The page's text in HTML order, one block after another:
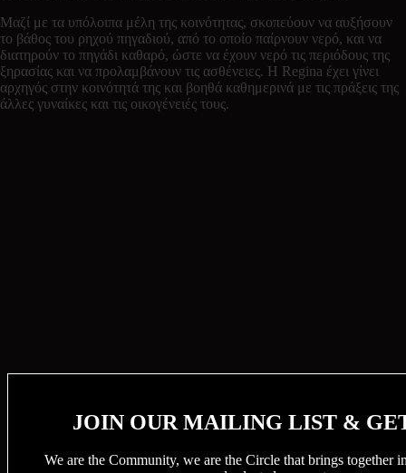
Μαζί με τα υπόλοιπα μέλη της κοινότητας, σκοπεύουν να αυξήσουν
το βάθος του ρηχού πηγαδιού, από το οποίο παίρνουν νερό, και να
διατηρούν το πηγάδι καθαρό, ώστε να έχουν νερό τις περιόδους της
ξηρασίας και να προλαμβάνουν τις ασθένειες. Η Regina έχει γίνει
αρχηγός στην κοινότητά της και βοηθά καθημερινά με τις πράξεις της
άλλες γυναίκες και τις οικογένειές τους.
JOIN OUR MAILING LIST &
We are the Community, we are the Circle that brings together